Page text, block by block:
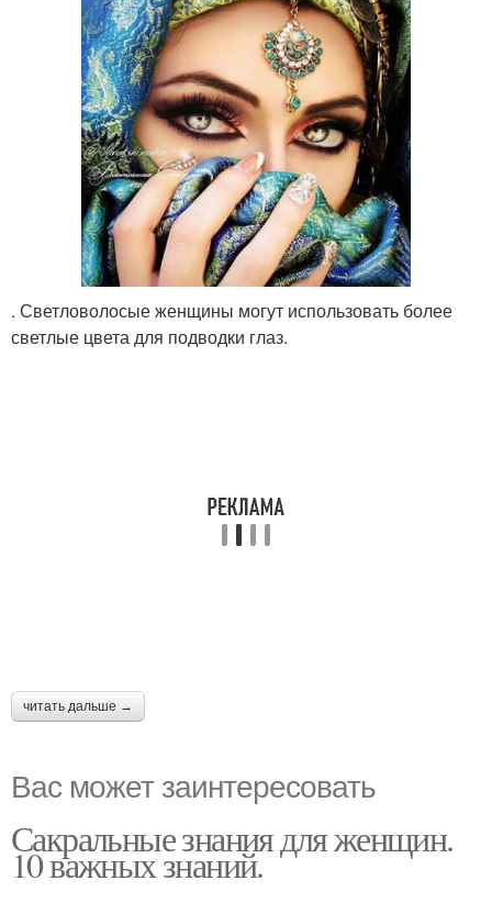
. Светловолосые женщины могут использовать более
светлые цвета для подводки глаз.
читать дальше →
Вас может заинтересовать
Сакральные знания для женщин.
10 важных знаний.